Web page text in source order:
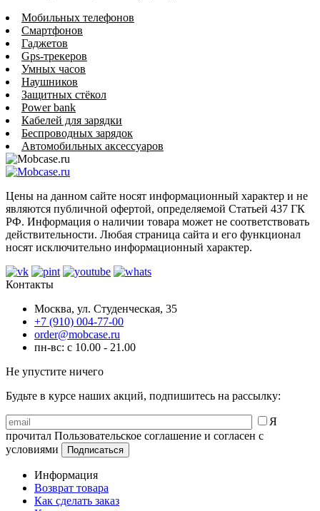
Мобильных телефонов
Смартфонов
Гаджетов
Gps-трекеров
Умных часов
Наушников
Защитных стёкол
Power bank
Кабелей для зарядки
Беспроводных зарядок
Автомобильных аксессуаров
Цены на данном сайте носят информационный характер и не
являются публичной офертой, определяемой Статьей 437 ГК
РФ. Информация о наличии товара может не соответствовать
действительности. Любая страница сайта и его функционал
носят исключительно информационный характер.
Контакты
Москва, ул. Студенческая, 35
+7 (910) 004-77-00
order@mobcase.ru
пн-вс: с 10.00 - 21.00
Не упустите ничего
Будьте в курсе наших акций, подпишитесь на рассылку:
Я
прочитал Пользовательское соглашение и согласен с
условиями
Информация
Возврат товара
Как сделать заказ